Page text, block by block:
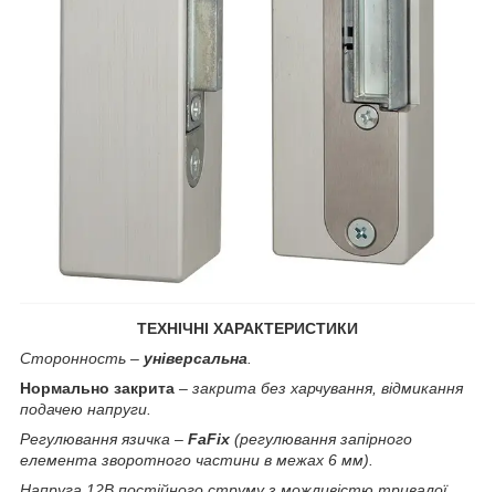
ТЕХНІЧНІ ХАРАКТЕРИСТИКИ
Сторонность – універсальна
Нормально закрита – закрита без харчування, відмикання
подачею напруги.
Регулювання язичка – FaFix (регулювання запірного
елемента зворотного частини в межах 6 мм).